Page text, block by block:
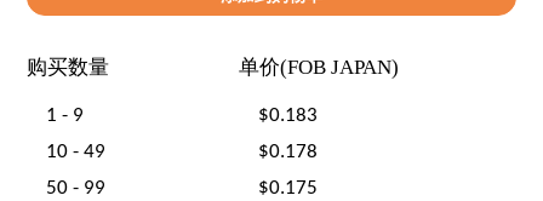
购买数量 单价(FOB JAPAN)
1 - 9
$0.183
10 - 49
$0.178
50 - 99
$0.175